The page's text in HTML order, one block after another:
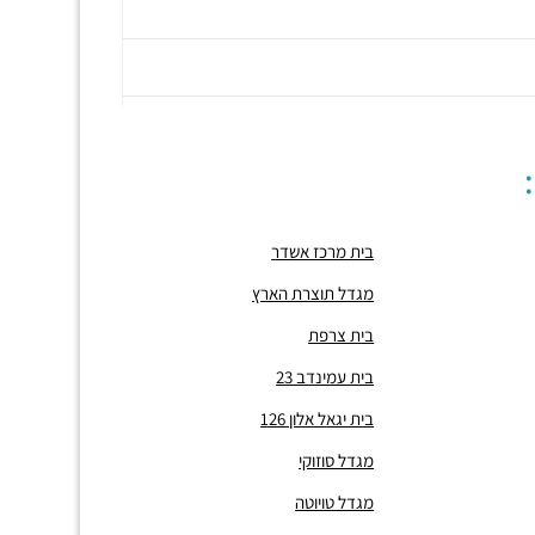
בית מרכז אשדר
מגדל תוצרת הארץ
בית צרפת
בית עמינדב 23
בית יגאל אלון 126
מגדל סוזוקי
מגדל טויוטה